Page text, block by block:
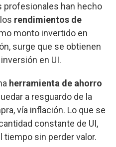
profesionales han hecho
rendimientos de
monto invertido en
surge que se obtienen
en UI.
herramienta de ahorro
a resguardo de la
vía inflación. Lo que se
constante de UI,
tiempo sin perdervalor.